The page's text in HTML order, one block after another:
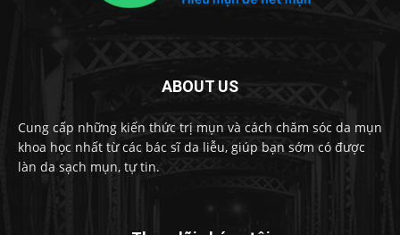
ABOUT US
Cung cấp những kiến thức trị mụn và cách chăm sóc da mụn
khoa học nhất từ các bác sĩ da liễu, giúp bạn sớm có được
làn da sạch mụn, tự tin.